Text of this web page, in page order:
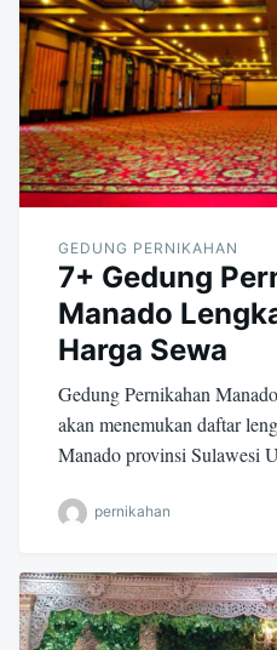
GEDUNG PERNIKAHAN
7+ Gedung
Manado
Harga Sewa
Gedung Pernikahan
akan menemukan daftar
Manado provinsi Sulawesi
pernikahan